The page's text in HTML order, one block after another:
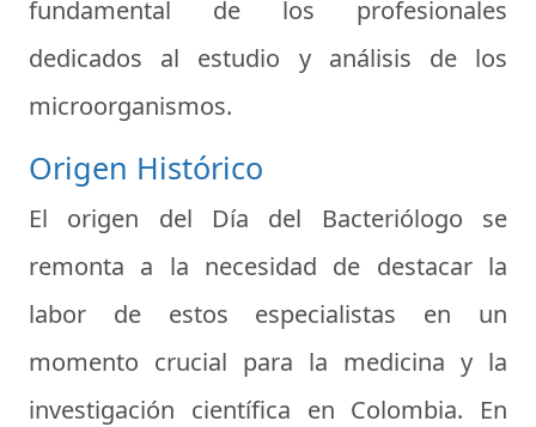
fundamental de los profesionales
dedicados al estudio y análisis de los
microorganismos.
Origen Histórico
El origen del Día del Bacteriólogo se
remonta a la necesidad de destacar la
labor de estos especialistas en un
momento crucial para la medicina y la
investigación científica en Colombia. En